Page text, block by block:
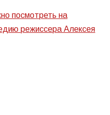
посмотреть на
режиссера Алексея